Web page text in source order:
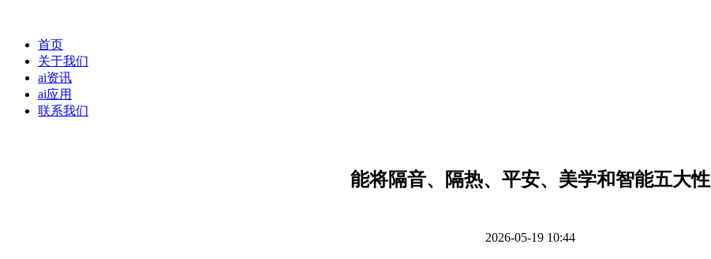
首页
关于我们
ai资讯
ai应用
联系我们
能将隔音、隔热、平安、美学和智能五大性
2026-05-19 10:44